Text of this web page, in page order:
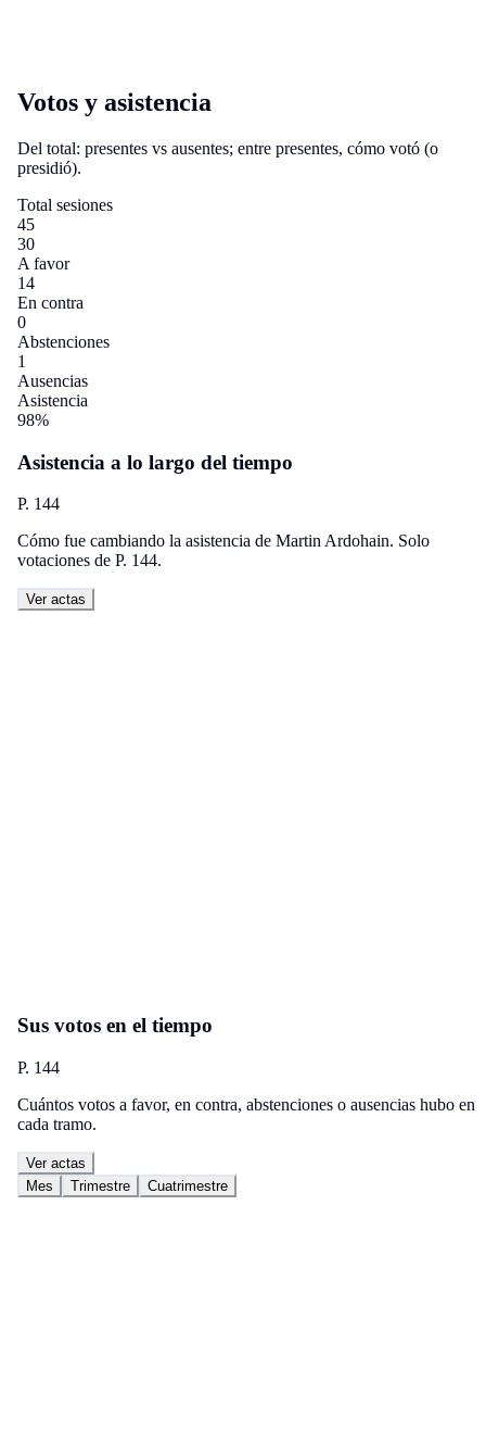
Votos y asistencia
Del total: presentes vs ausentes; entre presentes, cómo votó (o
presidió).
Total sesiones
45
30
A favor
14
En contra
0
Abstenciones
1
Ausencias
Asistencia
98%
Asistencia a lo largo del tiempo
P. 144
Cómo fue cambiando la asistencia de Martin Ardohain. Solo
votaciones de P. 144.
Ver actas
Sus votos en el tiempo
P. 144
Cuántos votos a favor, en contra, abstenciones o ausencias hubo en
cada tramo.
Ver actas
Mes
Trimestre Cuatrimestre